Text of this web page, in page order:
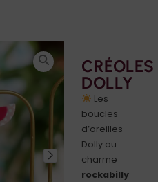
CRÉOLES
DOLLY
Les
boucles
d’oreilles
Dolly au
charme
rockabilly